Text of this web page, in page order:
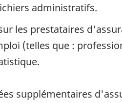
administratifs.
les prestataires
(telles que :
supplémentaires